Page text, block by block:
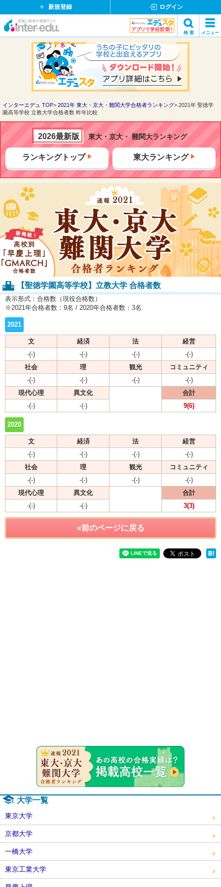
新規登録 ログイン
イ
ド
ッ
ト
検 索 メニュー
検索
インターエデュ TOP 2021年 東大・京大・難関大学合格者ランキング
2021年 聖徳学
園高等学校 立教大学合格者数 昨年比較
2026最新版 東大・京大・ 難関大ランキング
ランキングトップ 東大ランキング
【聖徳学園高等学校】立教大学 合格者数
表示形式：合格数（現役合格数）
※2021年合格者数：9名 / 2020年合格者数：3名
2021
文 経済 法
経営
-(-)
-(-) -(-)
-(-)
社会
理 観光
コミュニティ
-(-)
-(-) -(-)
-(-)
現代心理
異文化
合計
-(-)
-(-) 9(6)
2020
文 経済 法
経営
-(-)
-(-) -(-)
-(-)
社会
理 観光
コミュニティ
-(-)
-(-) -(-)
-(-)
現代心理
異文化
合計
-(-)
-(-) 3(3)
«前のページに戻る
大学一覧
東京大学
京都大学
一橋大学
東京工業大学